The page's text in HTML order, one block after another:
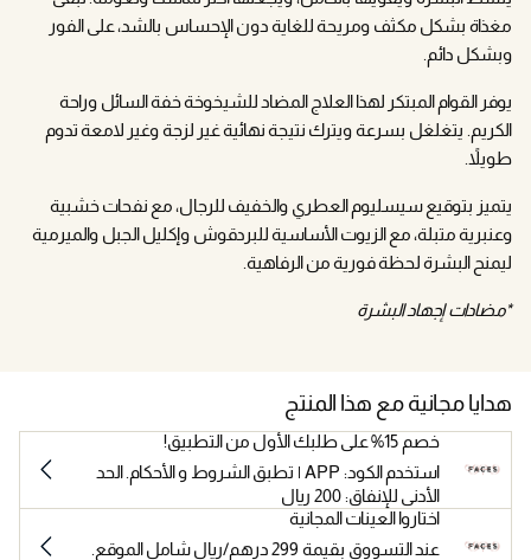
مغذاة بشكل مكثف ومريحة للغاية دون الإحساس بالشد، على الفور
وبشكل دائم.
يوفر القوام المبتكر لهذا العلاج المضاد للشيخوخة خفة السائل وراحة
الكريم. يتغلغل بسرعة ويترك نتيجة نهائية غير لزجة وغير لامعة تدوم
طويلاً.
يتميز بتوقيع سيسليوم العطري والخفيف للرجال، مع نفحات خشبية
وعنبرية متبلة، مع الزيوت الأساسية للبردقوش وإكليل الجبل والميرمية
ليمنح البشرة لحظة فورية من الرفاهية.
*مضادات إجهاد البشرة
هدايا مجانية مع هذا المنتج
خصم 15% على طلبك الأول من التطبيق!
استخدم الكود: APP | تطبق الشروط و الأحكام. الحد
الأدنى للإنفاق: 200 ريال
اختاروا العينات المجانية
عند التسووق بقيمة 299 درهم/ريال شامل الموقع.